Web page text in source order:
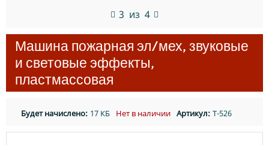
3 из 4
Машина пожарная эл/мех, звуковые
и световые эффекты,
пластмассовая
Будет начислено: 17 КБ Нет в наличии Артикул: T-526